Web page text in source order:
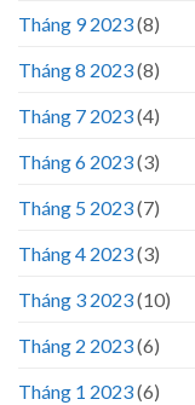
Tháng 9 2023(8)
Tháng 8 2023(8)
Tháng 7 2023(4)
Tháng 6 2023(3)
Tháng 5 2023(7)
Tháng 4 2023(3)
Tháng 3 2023(10)
Tháng 2 2023(6)
Tháng 1 2023(6)